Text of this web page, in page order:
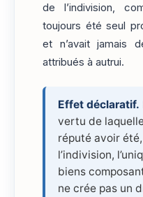
de l’indivision,
toujours été seul
et n’avait jamais
attribués à autrui.
Effet déclaratif.
vertu de
réputé avoir
l’indivision,
biens
ne crée pas un